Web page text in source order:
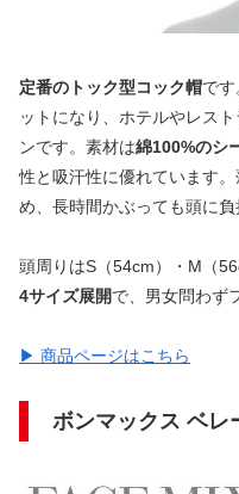
定番のトック型コック帽で
ットになり、ホテルやレス
ンです。素材は綿100%のシ
性と吸汗性に優れています
め、長時間かぶっても頭に負
頭周りはS（54cm）・M（
4サイズ展開で、男女問わず
▶ 商品ページはこちら
ボンマックス ベレ